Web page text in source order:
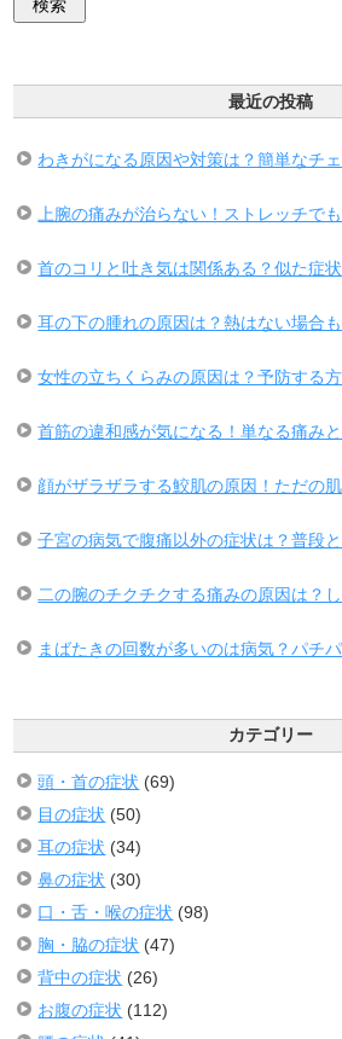
最近の投稿
わきがになる原因や対策は？簡単なチ
上腕の痛みが治らない！ストレッチで
首のコリと吐き気は関係ある？似た症
耳の下の腫れの原因は？熱はない場合
女性の立ちくらみの原因は？予防する
首筋の違和感が気になる！単なる痛み
顔がザラザラする鮫肌の原因！ただの
子宮の病気で腹痛以外の症状は？普段
二の腕のチクチクする痛みの原因は？
まばたきの回数が多いのは病気？パチ
カテゴリー
頭・首の症状 (69)
目の症状 (50)
耳の症状 (34)
鼻の症状 (30)
口・舌・喉の症状 (98)
胸・脇の症状 (47)
背中の症状 (26)
お腹の症状 (112)